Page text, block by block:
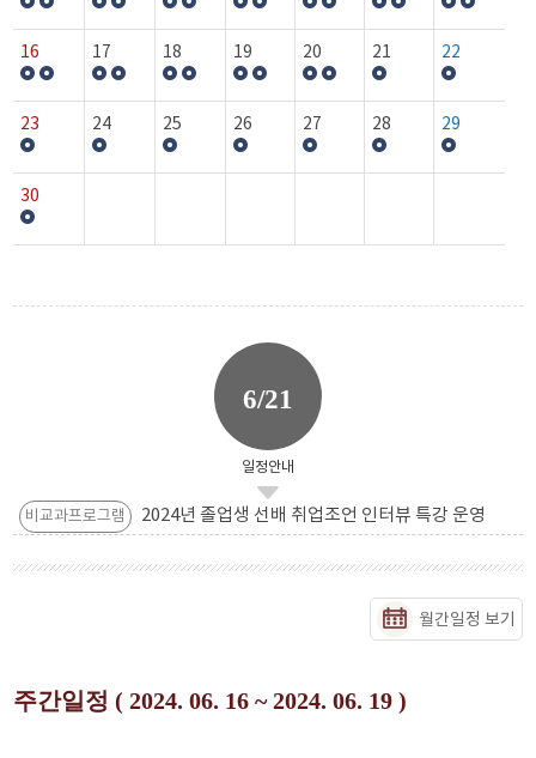
16 17 18 19 20 21 22
23 24 25 26 27 28 29
30
6/21
일정안내
비교과프로그램 2024년 졸업생 선배 취업조언 인터뷰 특강 운영
월간일정 보기
주간일정 ( 2024. 06. 16 ~ 2024. 06. 19 )